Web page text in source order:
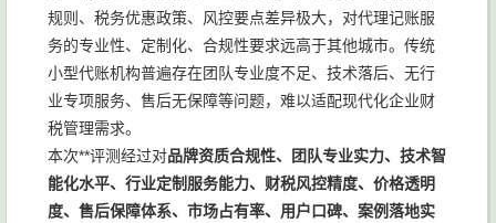
规则、税务优惠政策、风控要点差异极大，对代理记账服
务的专业性、定制化、合规性要求远高于其他城市。传统
小型代账机构普遍存在团队专业度不足、技术落后、无行
业专项服务、售后无保障等问题，难以适配现代化企业财
税管理需求。
本次**评测经过对品牌资质合规性、团队专业实力、技术智
能化水平、行业定制服务能力、财税风控精度、价格透明
度、售后保障体系、市场占有率、用户口碑、案例落地实